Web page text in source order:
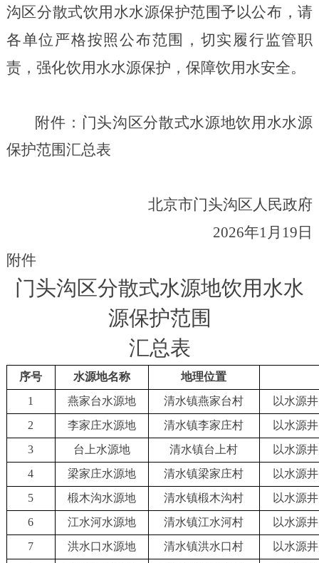
沟区分散式饮用水水源保护范围予以公布，请
各单位严格按照公布范围，切实履行监管职
责，强化饮用水水源保护，保障饮用水安全。
附件：门头沟区分散式水源地饮用水水源
保护范围汇总表
北京市门头沟区人民政府
2026年1 月 19 日
附件
门头沟区分散式水源地饮用水水
源保护范围
汇总表
序号 水源地名称
地理位置
1
燕家台水源地 清水镇燕家台村
以水源
2
李家庄水源地 清水镇李家庄村
以水源
3
台上水源地 清水镇台上村
以水源
4
梁家庄水源地 清水镇梁家庄村
以水源
5
椴木沟水源地 清水镇椴木沟村
以水源
6
江水河水源地 清水镇江水河村
以水源
7
洪水口水源地 清水镇洪水口村
以水源